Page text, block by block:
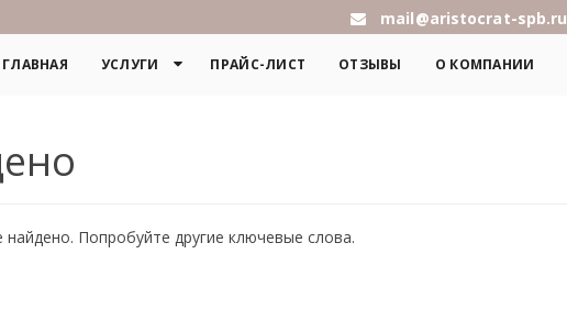
mail@aristocrat-spb.ru
ГЛАВНАЯ УСЛУГИ ПРАЙС-ЛИСТ ОТЗЫВЫ О КОМПАНИИ
Попробуйте другие ключевые слова.